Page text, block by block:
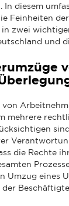
In diesem
Feinheiten
zwei
und
von
mehrere
die Rechte
Umzug eines
der